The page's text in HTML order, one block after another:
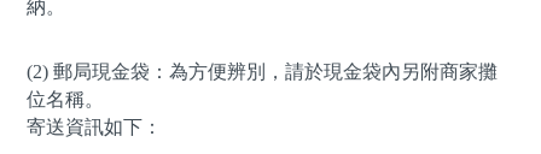
納。
(2) 郵局現金袋：為方便辨別，請於現金袋內另附商家攤
位名稱。
寄送資訊如下：